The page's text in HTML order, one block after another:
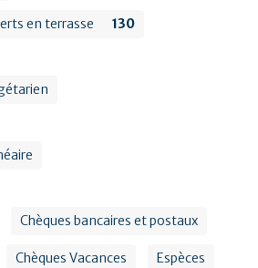
en terrasse 130
Chèques bancaires et postaux
Chèques Vacances Espèces